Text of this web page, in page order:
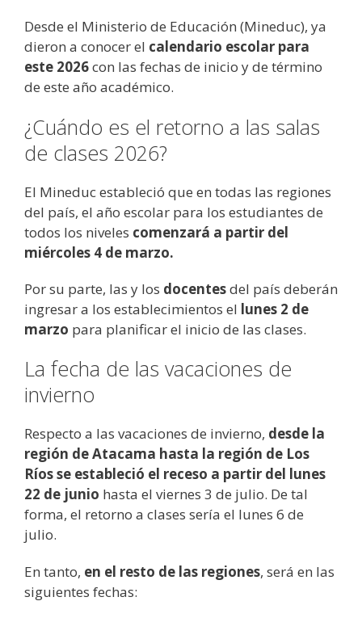
Desde el Ministerio de Educación (Mineduc), ya
dieron a conocer el calendario escolar para
este 2026con las fechas de inicio y de término
de este año académico.
¿Cuándo es el retorno a las salas
de clases 2026?
El Mineduc estableció que en todas las regiones
del país, el año escolar para los estudiantes de
todos los niveles comenzará a partir del
miércoles 4 de marzo.
Por su parte, las y los docentesdel país deberán
ingresar a los establecimientos el lunes 2 de
marzo para planificar el inicio de las clases.
La fecha de las vacaciones de
invierno
Respecto a las vacaciones de invierno, desde la
región de Atacama hasta la región de Los
Ríos se estableció el receso a partir del lunes
22 de junio hasta el viernes 3 de julio. De tal
forma, el retorno a clases sería el lunes 6 de
julio.
En tanto, en el resto de las regiones, será en las
siguientes fechas: